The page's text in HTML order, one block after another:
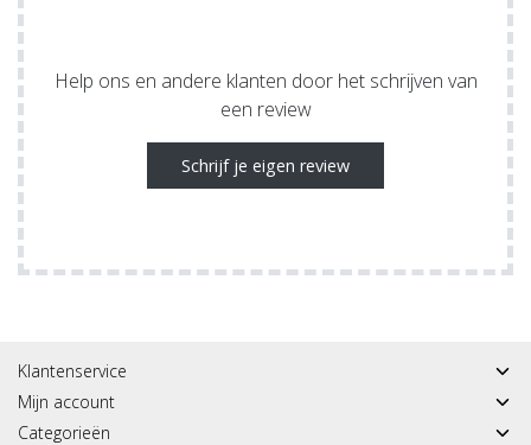
Help ons en andere klanten door het schrijven van
een review
Schrijf je eigen review
Klantenservice
Mijn account
Categorieën